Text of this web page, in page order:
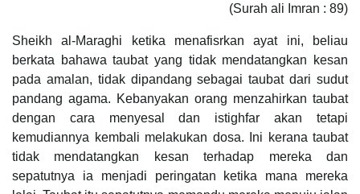
(Surah ali Imran : 89)
Sheikh al-Maraghi ketika menafisrkan ayat ini, beliau
berkata bahawa taubat yang tidak mendatangkan kesan
pada amalan, tidak dipandang sebagai taubat dari sudut
pandang agama. Kebanyakan orang menzahirkan taubat
dengan cara menyesal dan istighfar akan tetapi
kemudiannya kembali melakukan dosa. Ini kerana taubat
tidak mendatangkan kesan terhadap mereka dan
sepatutnya ia menjadi peringatan ketika mana mereka